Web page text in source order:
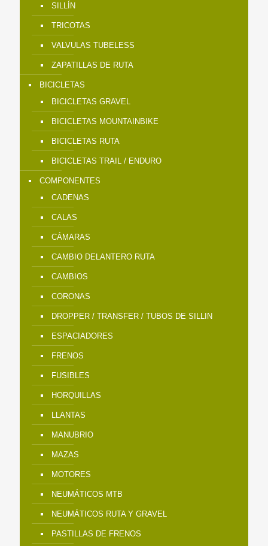
SILLÍN
TRICOTAS
VALVULAS TUBELESS
ZAPATILLAS DE RUTA
BICICLETAS
BICICLETAS GRAVEL
BICICLETAS MOUNTAINBIKE
BICICLETAS RUTA
BICICLETAS TRAIL / ENDURO
COMPONENTES
CADENAS
CALAS
CÁMARAS
CAMBIO DELANTERO RUTA
CAMBIOS
CORONAS
DROPPER / TRANSFER / TUBOS DE SILLIN
ESPACIADORES
FRENOS
FUSIBLES
HORQUILLAS
LLANTAS
MANUBRIO
MAZAS
MOTORES
NEUMÁTICOS MTB
NEUMÁTICOS RUTA Y GRAVEL
PASTILLAS DE FRENOS